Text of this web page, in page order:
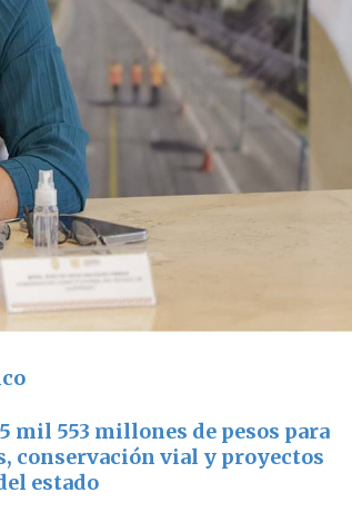
mil 553 millones de pesos para
conservación vial y proyectos
estado